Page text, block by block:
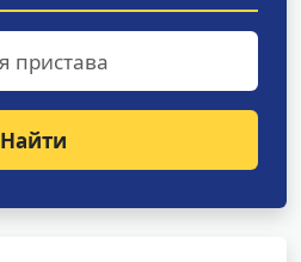
Найти